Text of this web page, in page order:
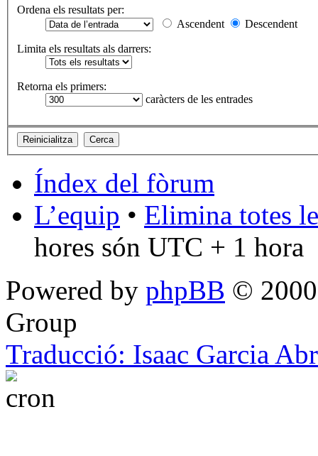
Ordena els resultats per:
Ascendent
Descendent
Limita els resultats als darrers:
Retorna els primers:
caràcters de les entrades
Índex del fòrum
L’equip • Elimina totes
hores són UTC + 1 hora
Powered by phpBB ©
Group
Traducció: Isaac Garcia